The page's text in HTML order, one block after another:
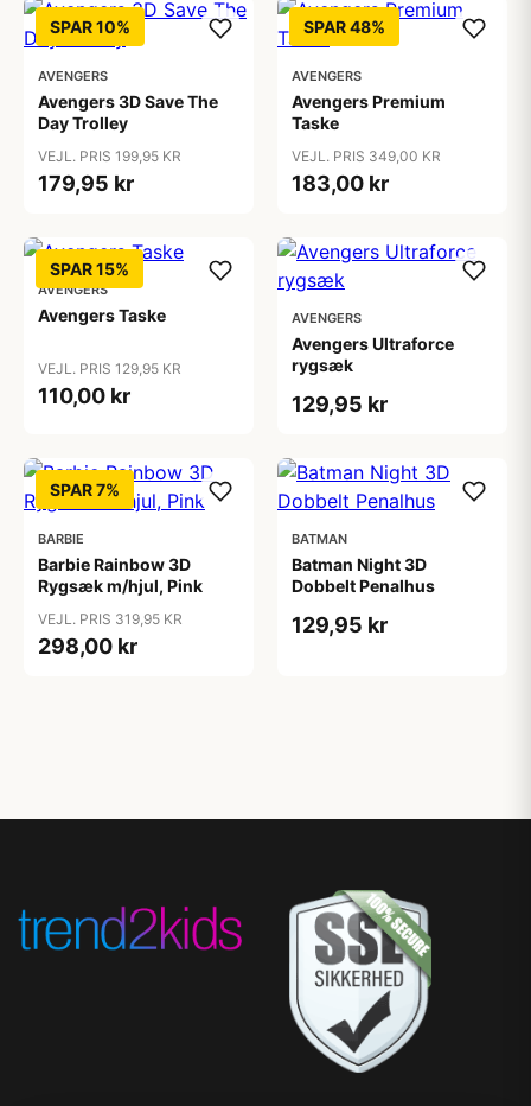
SPAR 10%
AVENGERS
Avengers 3D Save The
Day Trolley
VEJL. PRIS 199,95 KR
179,95 kr
SPAR 48%
AVENGERS
Avengers Premium
Taske
VEJL. PRIS 349,00 KR
183,00 kr
SPAR 15%
AVENGERS
Avengers Taske
VEJL. PRIS 129,95 KR
110,00 kr
AVENGERS
Avengers Ultraforce
rygsæk
129,95 kr
SPAR 7%
BARBIE
Barbie Rainbow 3D
Rygsæk m/hjul, Pink
VEJL. PRIS 319,95 KR
298,00 kr
BATMAN
Batman Night 3D
Dobbelt Penalhus
129,95 kr